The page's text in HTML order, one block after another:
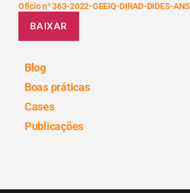
Ofício nº 363-2022-GEEIQ-DIRAD-DIDES-ANS
BAIXAR
Blog
Boas práticas
Cases
Publicações